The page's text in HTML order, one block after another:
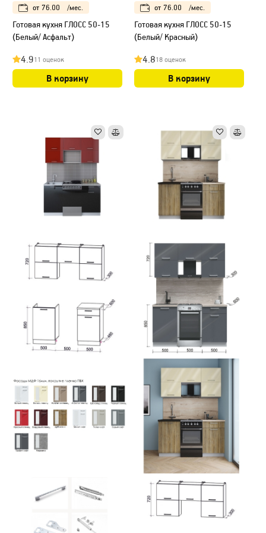
от 76.00 /мес.
Готовая кухня ГЛОСС 50-15
(Белый/ Асфальт)
4.911 оценок
В корзину
от 76.00 /мес.
Готовая кухня ГЛОСС 50-15
(Белый/ Красный)
4.818 оценок
В корзину